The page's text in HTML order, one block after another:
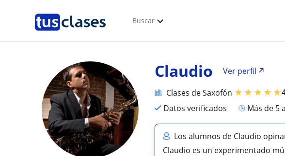
Buscar
Claudio Ver perfil
Clases de Saxofón ★★★★★
Datos verificados
más de
Los alumnos de Claudio
Claudio es un experimentado